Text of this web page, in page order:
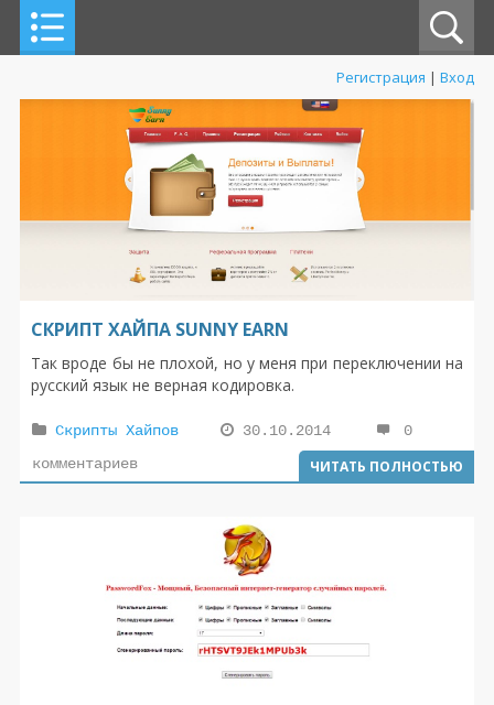
Регистрация | Вход
СКРИПТ ХАЙПА SUNNY EARN
Так вроде бы не плохой, но у меня при переключении на
русский язык не верная кодировка.
Скрипты Хайпов 30.10.2014
0
комментариев
ЧИТАТЬ ПОЛНОСТЬЮ